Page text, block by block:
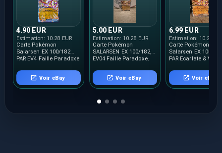
4.90 EUR
Estimation: 10.28 EUR
Carte Pokémon
Salarsen EX 100/182
PAR EV4 Faille Paradoxe
Voir eBay
5.00 EUR
Estimation: 10.28 EUR
Carte Pokémon
SALARSEN EX 100/182,
EV04 Faille Paradoxe,
Voir eBay
6.99 EUR
Estimation: 10.28
Carte Pokémon
Salarsen EX 100/
PAR Ecarlate & Violet
Voir eBay